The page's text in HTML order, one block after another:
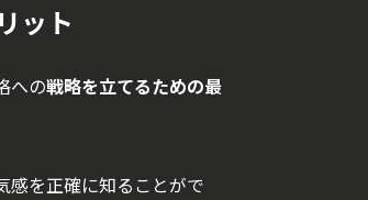
ット
への戦略を立てるための最
感を正確に知ることがで